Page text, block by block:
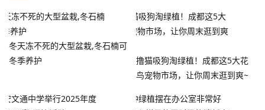
冬天冻不死的大型盆栽,冬石楠可
冬季养护
撸猫吸狗淘绿植！成都这5大花
鸟宠物市场，让你周末逛到爽~